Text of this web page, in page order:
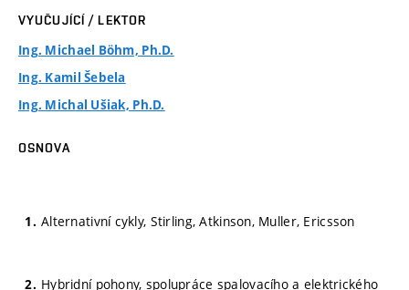
VYUČUJÍCÍ / LEKTOR
Ing. Michael Böhm, Ph.D.
Ing. Kamil Šebela
Ing. Michal Ušiak, Ph.D.
OSNOVA
Alternativní cykly, Stirling, Atkinson, Muller, Ericsson
Hybridní pohony, spolupráce spalovacího a elektrického